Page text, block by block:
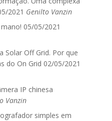
2021 Genilto Vanzin
05/05/2021
Solar Off Grid. Por que
do On Grid 02/05/2021
IP chinesa
Vanzin
simples em